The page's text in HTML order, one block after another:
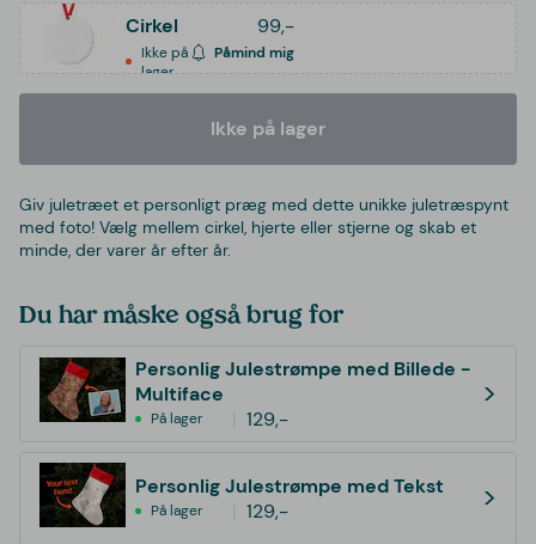
Cirkel 99,-
Ikke på
lager
Påmind mig
Ikke på lager
Giv juletræet et personligt præg med dette unikke juletræspynt
med foto! Vælg mellem cirkel, hjerte eller stjerne og skab et
minde, der varer år efter år.
Du har måske også brug for
Personlig Julestrømpe med Billede -
Multiface
På lager 129,-
>
Personlig Julestrømpe med Tekst
På lager 129,- >